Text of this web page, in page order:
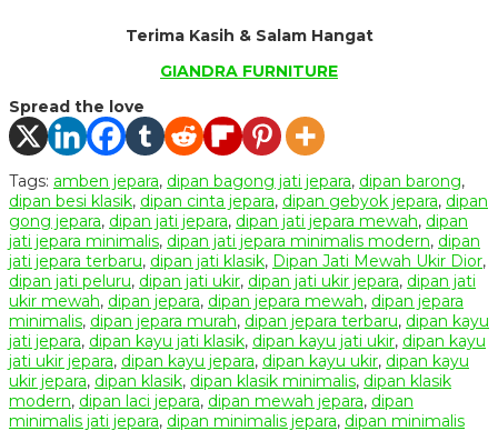
Terima Kasih & Salam Hangat
GIANDRA FURNITURE
Spread the love
Tags: amben jepara, dipan bagong jati jepara, dipan barong,
dipan besi klasik, dipan cinta jepara, dipan gebyok jepara, dipan
gong jepara, dipan jati jepara, dipan jati jepara mewah, dipan
jati jepara minimalis, dipan jati jepara minimalis modern, dipan
jati jepara terbaru, dipan jati klasik, Dipan Jati Mewah Ukir Dior,
dipan jati peluru, dipan jati ukir, dipan jati ukir jepara, dipan jati
ukir mewah, dipan jepara, dipan jepara mewah, dipan jepara
minimalis, dipan jepara murah, dipan jepara terbaru, dipan kayu
jati jepara, dipan kayu jati klasik, dipan kayu jati ukir, dipan kayu
jati ukir jepara, dipan kayu jepara, dipan kayu ukir, dipan kayu
ukir jepara, dipan klasik, dipan klasik minimalis, dipan klasik
modern, dipan laci jepara, dipan mewah jepara, dipan
minimalis jati jepara, dipan minimalis jepara, dipan minimalis